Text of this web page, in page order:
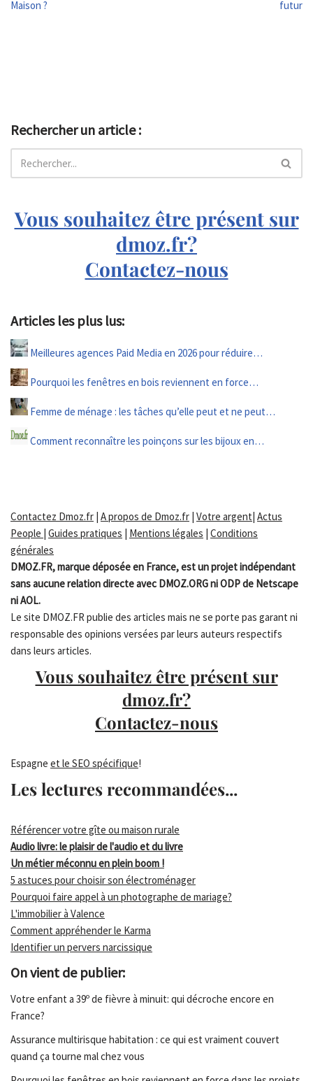
Maison ?
futur
Rechercher un article :
Vous souhaitez être présent sur
dmoz.fr?
Contactez-nous
Articles les plus lus:
Meilleures agences Paid Media en 2026 pour réduire…
Pourquoi les fenêtres en bois reviennent en force…
Femme de ménage : les tâches qu’elle peut et ne peut…
Comment reconnaître les poinçons sur les bijoux en…
Contactez Dmoz.fr | A propos de Dmoz.fr | Votre argent| Actus
People | Guides pratiques | Mentions légales | Conditions
générales
DMOZ.FR, marque déposée en France, est un projet indépendant
sans aucune relation directe avec DMOZ.ORG ni ODP de Netscape
ni AOL.
Le site DMOZ.FR publie des articles mais ne se porte pas garant ni
responsable des opinions versées par leurs auteurs respectifs
dans leurs articles.
Vous souhaitez être présent sur
dmoz.fr?
Contactez-nous
Espagne et le SEO spécifique!
Les lectures recommandées...
Référencer votre gîte ou maison rurale
Audio livre: le plaisir de l'audio et du livre
Un métier méconnu en plein boom !
5 astuces pour choisir son électroménager
Pourquoi faire appel à un photographe de mariage?
L'immobilier à Valence
Comment appréhender le Karma
Identifier un pervers narcissique
On vient de publier:
Votre enfant a 39º de fièvre à minuit: qui décroche encore en
France?
Assurance multirisque habitation : ce qui est vraiment couvert
quand ça tourne mal chez vous